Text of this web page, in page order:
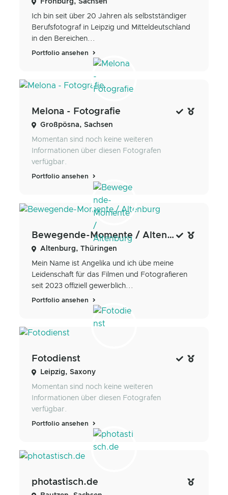
Frohburg, Sachsen
Ich bin seit über 20 Jahren als selbstständiger
Berufsfotograf in Leipzig und Mitteldeutschland
in den Bereichen...
Portfolio ansehen
Melona - Fotografie
Großpösna, Sachsen
Momentan sind noch keine weiteren
Informationen über diesen Fotografen
verfügbar.
Portfolio ansehen
Bewegende-Momente / Altenburg
Altenburg, Thüringen
Mein Name ist Angelika und ich übe meine
Leidenschaft für das Filmen und Fotografieren
seit 2023 offiziell gewerblich...
Portfolio ansehen
Fotodienst
Leipzig, Saxony
Momentan sind noch keine weiteren
Informationen über diesen Fotografen
verfügbar.
Portfolio ansehen
photastisch.de